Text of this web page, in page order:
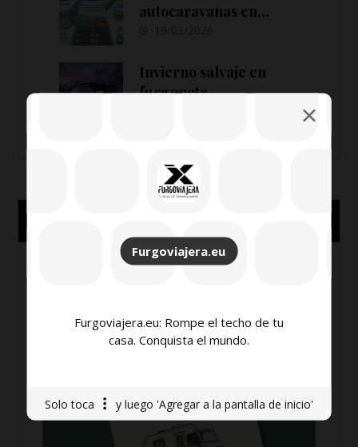
Furgoviajera.eu
Furgoviajera.eu: Rompe el techo de tu
casa. Conquista el mundo.
Solo toca y luego 'Agregar a la pantalla de inicio'
autocaravanas en
estacionamiento y
señalización
Invierno salvaje en
furgoneta